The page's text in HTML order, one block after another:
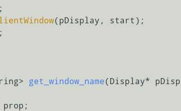
(pDisplay, start);
get_window_name(Display*